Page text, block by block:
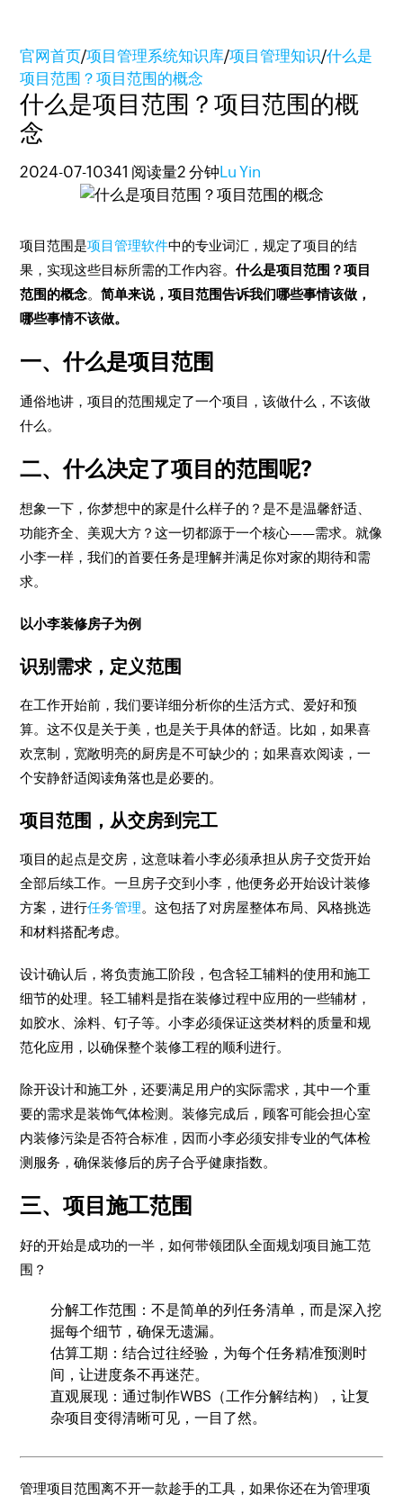
官网首页/项目管理系统知识库/项目管理知识/什么是
项目范围？项目范围的概念
什么是项目范围？项目范围的概
念
2024-07-10341 阅读量2 分钟 Lu Yin
项目范围是项目管理软件中的专业词汇，规定了项目的结
果，实现这些目标所需的工作内容。什么是项目范围？项目
范围的概念。简单来说，项目范围告诉我们哪些事情该做，
哪些事情不该做。
一、什么是项目范围
通俗地讲，项目的范围规定了一个项目，该做什么，不该做
什么。
二、什么决定了项目的范围呢?
想象一下，你梦想中的家是什么样子的？是不是温馨舒适、
功能齐全、美观大方？这一切都源于一个核心——需求。就像
小李一样，我们的首要任务是理解并满足你对家的期待和需
求。
以小李装修房子为例
识别需求，定义范围
在工作开始前，我们要详细分析你的生活方式、爱好和预
算。这不仅是关于美，也是关于具体的舒适。比如，如果喜
欢烹制，宽敞明亮的厨房是不可缺少的；如果喜欢阅读，一
个安静舒适阅读角落也是必要的。
项目范围，从交房到完工
项目的起点是交房，这意味着小李必须承担从房子交货开始
全部后续工作。一旦房子交到小李，他便务必开始设计装修
方案，进行任务管理。这包括了对房屋整体布局、风格挑选
和材料搭配考虑。
设计确认后，将负责施工阶段，包含轻工辅料的使用和施工
细节的处理。轻工辅料是指在装修过程中应用的一些辅材，
如胶水、涂料、钉子等。小李必须保证这类材料的质量和规
范化应用，以确保整个装修工程的顺利进行。
除开设计和施工外，还要满足用户的实际需求，其中一个重
要的需求是装饰气体检测。装修完成后，顾客可能会担心室
内装修污染是否符合标准，因而小李必须安排专业的气体检
测服务，确保装修后的房子合乎健康指数。
三、项目施工范围
好的开始是成功的一半，如何带领团队全面规划项目施工范
围？
分解工作范围：不是简单的列任务清单，而是深入挖
掘每个细节，确保无遗漏。
估算工期：结合过往经验，为每个任务精准预测时
间，让进度条不再迷茫。
直观展现：通过制作WBS（工作分解结构），让复
杂项目变得清晰可见，一目了然。
管理项目范围离不开一款趁手的工具，如果你还在为管理项